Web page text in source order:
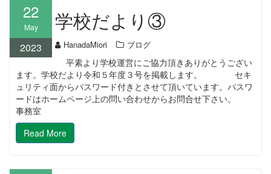
22
May
2023
学校だより③
HanadaMiori ブログ
平素より学校運営にご協力頂きありがとうござい
ます。学校だより令和５年度３号を掲載します。 セキ
ュリティ面からパスワード付きとさせて頂いています。パスワ
ードはホームページ上の問い合わせからお問合せ下さい。
事務室
Read More